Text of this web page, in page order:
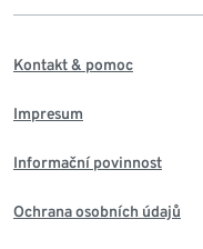
Kontakt & pomoc
Impresum
Informační povinnost
Ochrana osobních údajů